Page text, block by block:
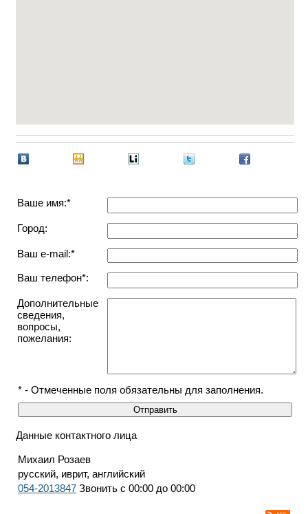
Ваше имя:*
Город:
Ваш e-mail:*
Ваш телефон*:
Дополнительные
сведения,
вопросы,
пожелания:
* - Отмеченные поля обязательны для заполнения.
Данные контактного лица
Михаил Розаев
русский, иврит, английский
054-2013847 Звонить с 00:00 до 00:00